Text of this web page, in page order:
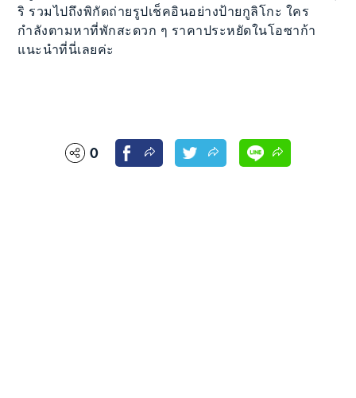
ริ รวมไปถึงพิกัดถ่ายรูปเช็คอินอย่างป้ายกูลิโกะ ใคร
กำลังตามหาที่พักสะดวก ๆ ราคาประหยัดในโอซาก้า
แนะนำที่นี่เลยค่ะ
0